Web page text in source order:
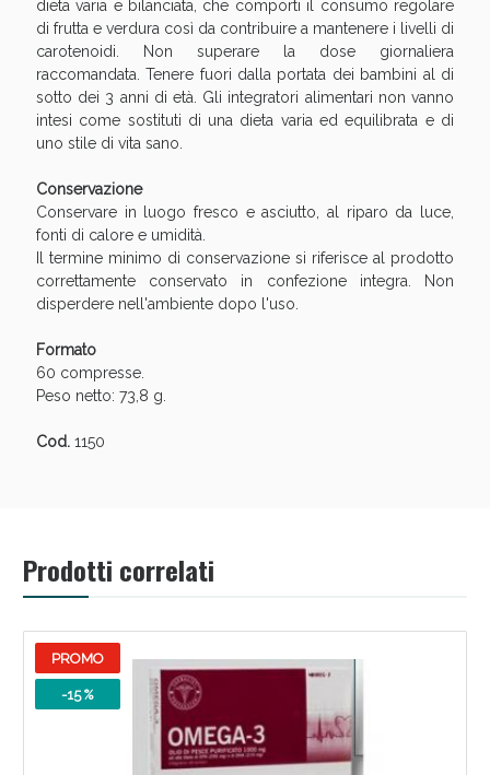
dieta varia e bilanciata, che comporti il consumo regolare
di frutta e verdura così da contribuire a mantenere i livelli di
carotenoidi. Non superare la dose giornaliera
raccomandata. Tenere fuori dalla portata dei bambini al di
sotto dei 3 anni di età. Gli integratori alimentari non vanno
intesi come sostituti di una dieta varia ed equilibrata e di
uno stile di vita sano.
Conservazione
Conservare in luogo fresco e asciutto, al riparo da luce,
fonti di calore e umidità.
Il termine minimo di conservazione si riferisce al prodotto
correttamente conservato in confezione integra. Non
disperdere nell'ambiente dopo l'uso.
Formato
60 compresse.
Peso netto: 73,8 g.
Cod.1150
Prodotti correlati
PROMO
-15 %